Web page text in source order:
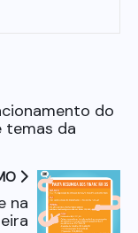
do
temas da
na